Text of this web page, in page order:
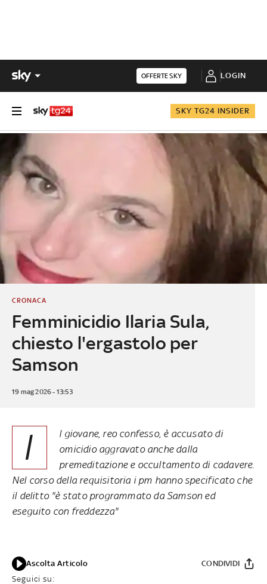
OFFERTE SKY LOGIN
SKY TG24 INSIDER
Femminicidio Ilaria Sula,
chiesto l'ergastolo per
Samson
CRONACA
19 mag 2026 - 13:53
I
l giovane, reo confesso, è accusato di
omicidio aggravato anche dalla
premeditazione e occultamento di cadavere.
Nel corso della requisitoria i pm hanno specificato che
il delitto "è stato programmato da Samson ed
eseguito con freddezza"
Ascolta Articolo
Seguici su:
CONDIVIDI